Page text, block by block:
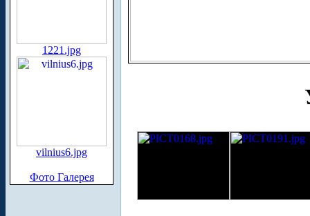
1221.jpg
vilnius6.jpg
Фото Галерея